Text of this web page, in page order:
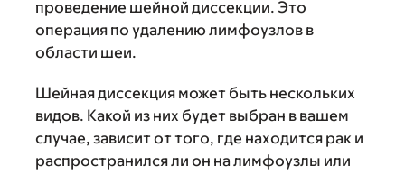
проведение шейной диссекции. Это
операция по удалению лимфоузлов в
области шеи.
Шейная диссекция может быть нескольких
видов. Какой из них будет выбран в вашем
случае, зависит от того, где находится рак и
распространился ли он на лимфоузлы или